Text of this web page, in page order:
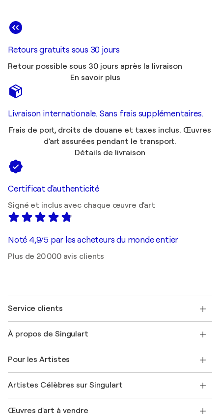
Retours gratuits sous 30 jours
Retour possible sous 30 jours après la livraison
En savoir plus
Livraison internationale. Sans frais supplémentaires.
Frais de port, droits de douane et taxes inclus. Œuvres
d'art assurées pendant le transport.
Détails de livraison
Certificat d'authenticité
Signé et inclus avec chaque œuvre d'art
Noté 4,9/5 par les acheteurs du monde entier
Plus de 20 000 avis clients
Service clients
Expédition
Offrir une carte cadeau
Rejoignez notre programme commercial
Mon compte
+33 1 76 44 06 42
À propos de Singulart
FAQ
Magazine Singulart
Emplois
Découvrez une sélection d'art original
Pour les Artistes
Se connecter en tant qu'Artiste
Artistes Célèbres sur Singulart
Marc Chagall
Œuvres d'art à vendre